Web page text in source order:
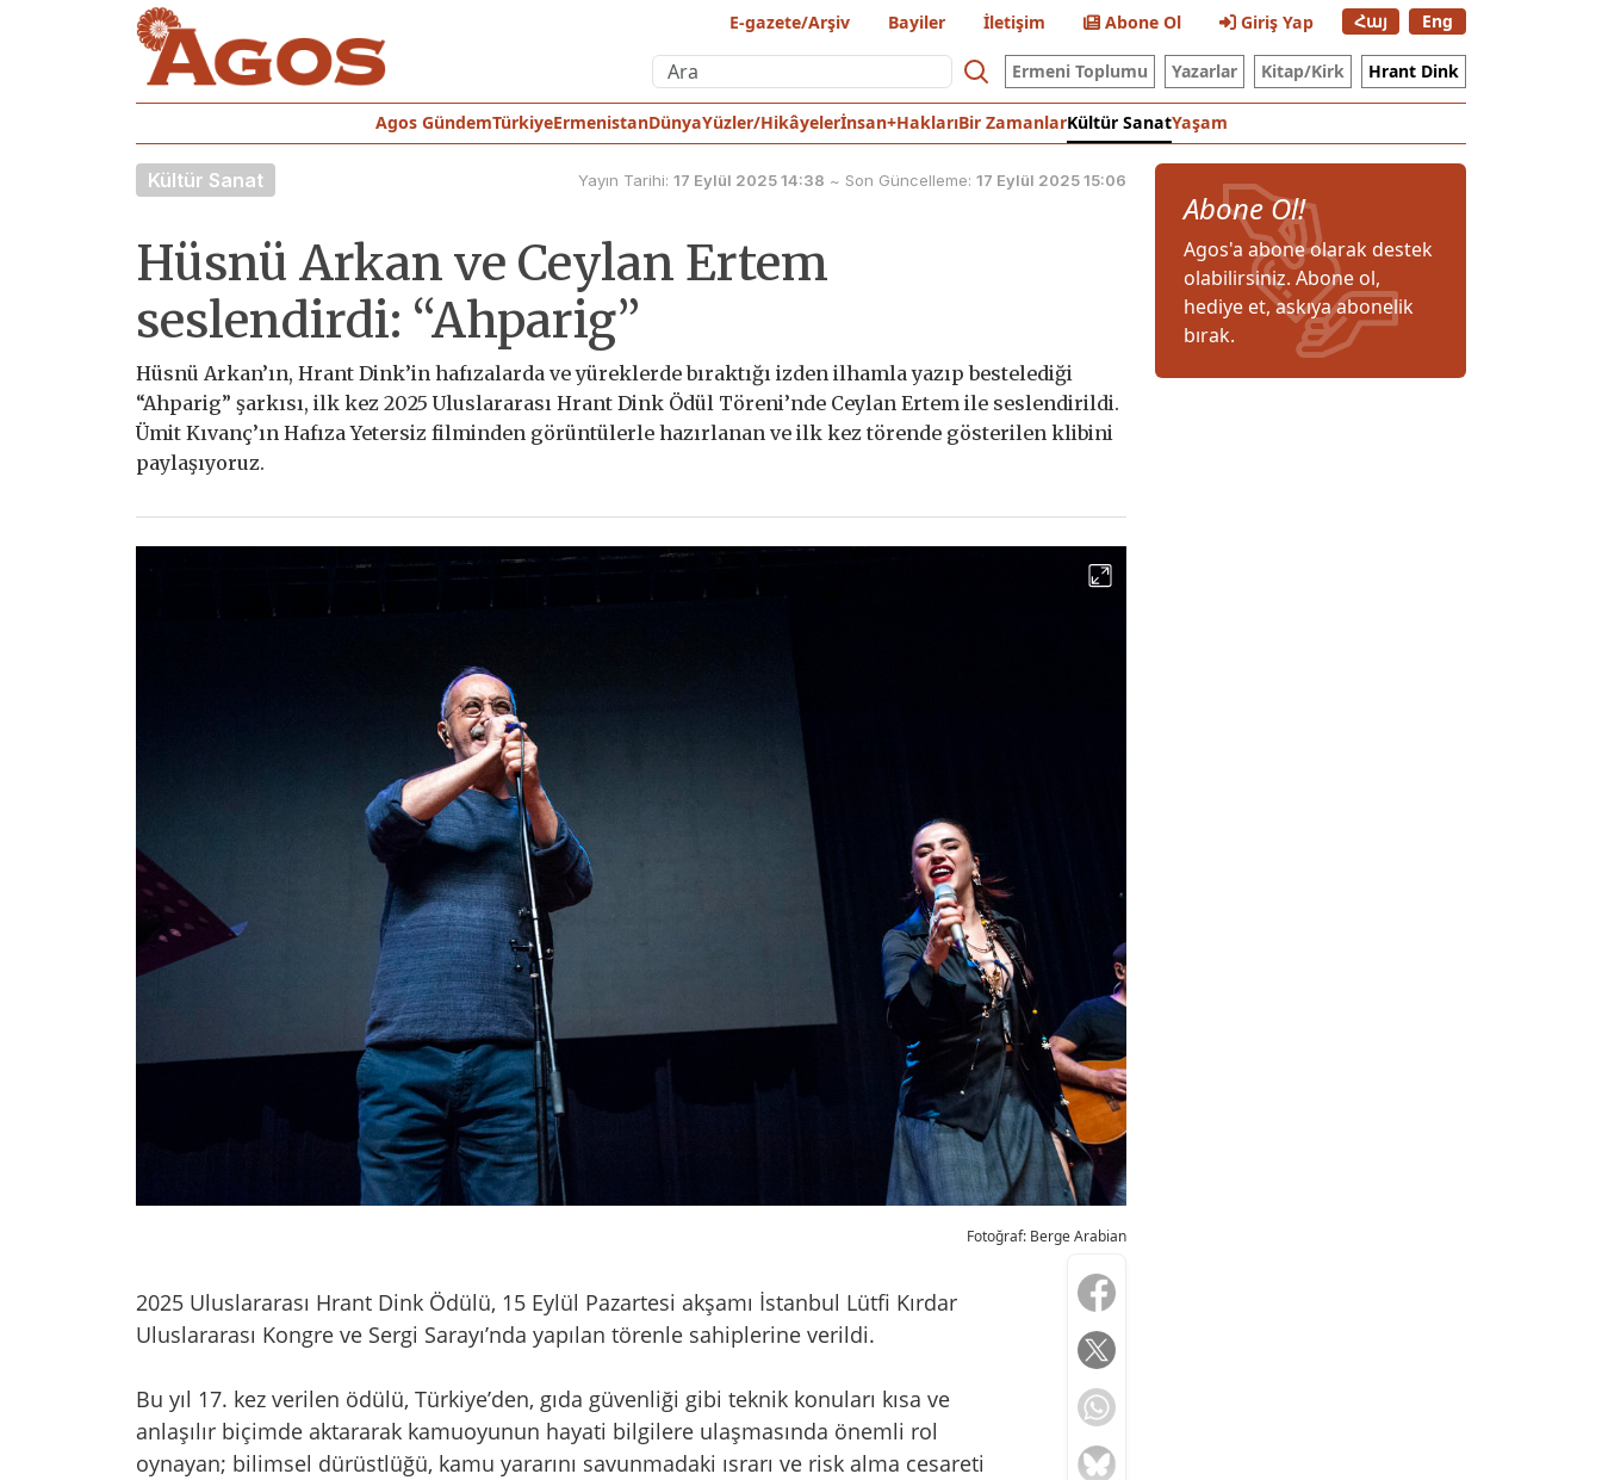
E-gazete/Arşiv Bayiler İletişim Abone Ol Giriş Yap Հայ Eng
Ermeni Toplumu Yazarlar Kitap/Kirk Hrant Dink
Agos GündemTürkiyeErmenistanDünyaYüzler/Hikâyelerİnsan+HaklarıBir ZamanlarKültür SanatYaşam
Kültür Sanat Yayın Tarihi: 17 Eylül 2025 14:38 ~ Son Güncelleme: 17 Eylül 2025 15:06
Hüsnü Arkan ve Ceylan Ertem
seslendirdi: “Ahparig”
Hüsnü Arkan’ın, Hrant Dink’in hafızalarda ve yüreklerde bıraktığı izden ilhamla yazıp bestelediği
“Ahparig” şarkısı, ilk kez 2025 Uluslararası Hrant Dink Ödül Töreni’nde Ceylan Ertem ile seslendirildi.
Ümit Kıvanç’ın Hafıza Yetersiz filminden görüntülerle hazırlanan ve ilk kez törende gösterilen klibini
paylaşıyoruz.
Fotoğraf: Berge Arabian
2025 Uluslararası Hrant Dink Ödülü, 15 Eylül Pazartesi akşamı İstanbul Lütfi Kırdar
Uluslararası Kongre ve Sergi Sarayı’nda yapılan törenle sahiplerine verildi.
Bu yıl 17. kez verilen ödülü, Türkiye’den, gıda güvenliği gibi teknik konuları kısa ve
anlaşılır biçimde aktararak kamuoyunun hayati bilgilere ulaşmasında önemli rol
oynayan; bilimsel dürüstlüğü, kamu yararını savunmadaki ısrarı ve risk alma cesareti
Abone Ol!
Agos'a abone olarak destek
olabilirsiniz. Abone ol,
hediye et, askıya abonelik
bırak.